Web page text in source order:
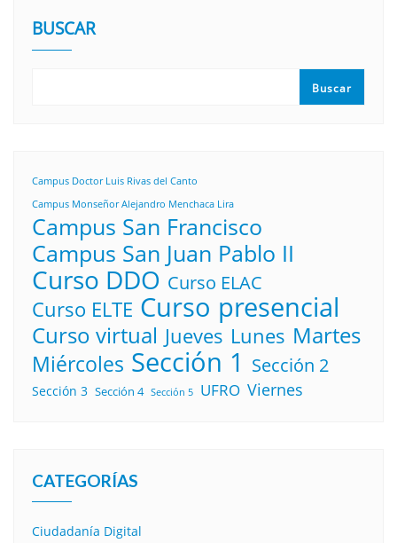
BUSCAR
Buscar
Campus Doctor Luis Rivas del Canto
Campus Monseñor Alejandro Menchaca Lira
Campus San Francisco
Campus San Juan Pablo II
Curso DDO Curso ELAC
Curso ELTE Curso presencial
Curso virtual Jueves Lunes Martes
Miércoles Sección 1 Sección 2
Sección 3 Sección 4 Sección 5 UFRO Viernes
CATEGORÍAS
Ciudadanía Digital